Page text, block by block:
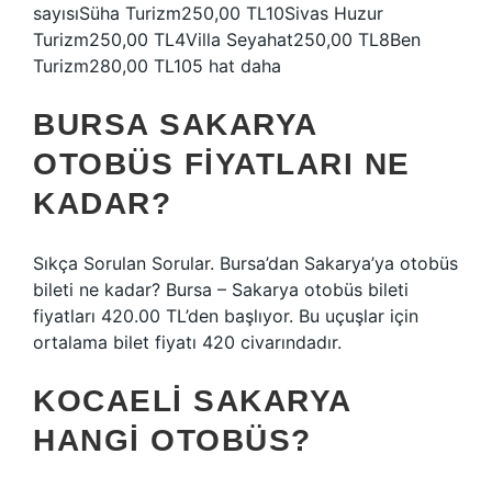
sayısıSüha Turizm250,00 TL10Sivas Huzur
Turizm250,00 TL4Villa Seyahat250,00 TL8Ben
Turizm280,00 TL105 hat daha
BURSA SAKARYA
OTOBÜS FIYATLARI NE
KADAR?
Sıkça Sorulan Sorular. Bursa’dan Sakarya’ya otobüs
bileti ne kadar? Bursa – Sakarya otobüs bileti
fiyatları 420.00 TL’den başlıyor. Bu uçuşlar için
ortalama bilet fiyatı 420 civarındadır.
KOCAELI SAKARYA
HANGI OTOBÜS?